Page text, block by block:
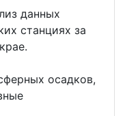
данных
станциях за
осадков,